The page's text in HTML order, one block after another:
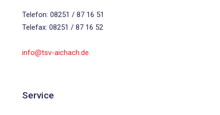
Telefon: 08251 / 87 16 51
Telefax: 08251 / 87 16 52
info@tsv-aichach.de
Service